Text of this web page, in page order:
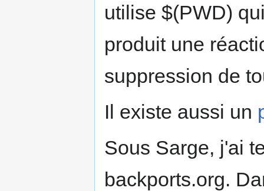
utilise $(PWD)
produit une
suppression de
Il existe aussi un
Sous Sarge, j'ai
backports.org.